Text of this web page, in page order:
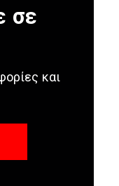
σε
και